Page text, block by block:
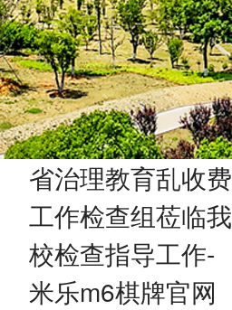
省治理教育乱收费
工作检查组莅临我
校检查指导工作-
米乐m6棋牌官网